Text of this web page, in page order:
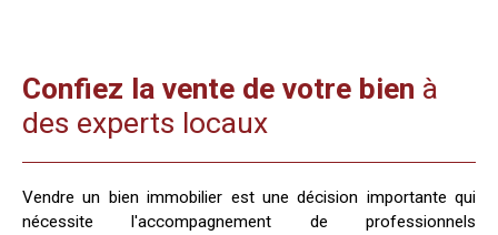
Confiez la vente de votre bien à
des experts locaux
Vendre un bien immobilier est une décision importante qui
nécessite l'accompagnement de professionnels